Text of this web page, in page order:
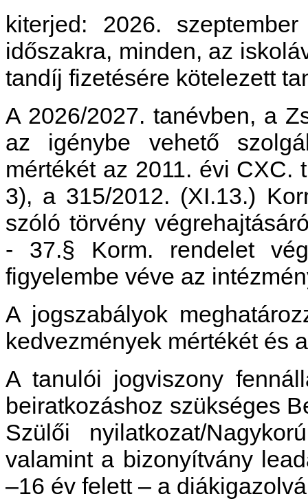
kiterjed: 2026.
időszakra, minden, az
tandíj fizetésére kötelezett
A 2026/2027. tanévben, a
az igénybe vehető
mértékét az 2011. évi CXC.
3), a 315/2012. (XI.13.)
szóló törvény
- 37.§ Korm. rendelet
figyelembe véve az
A jogszabályok
kedvezmények mértékét és
A tanulói jogviszony
beiratkozáshoz szükséges
Szülői nyilatkozat/
valamint a bizonyítvány
–16 év felett – a